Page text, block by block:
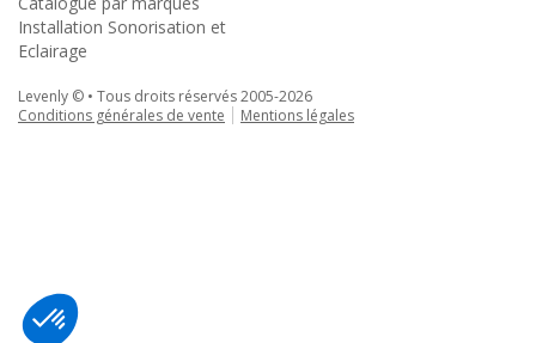
Installation Sonorisation et
Eclairage
Levenly © • Tous droits réservés 2005-2026
Conditions générales de vente
Mentions légales